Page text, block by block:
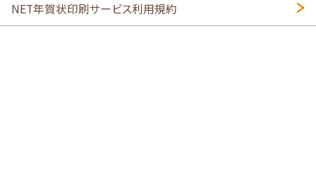
NET年賀状印刷サービス利用規約